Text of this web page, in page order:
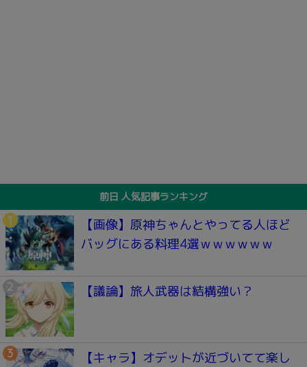
前日 人気記事ランキング
【画像】原神ちゃんとやってる人ほど
バッグにある料理4選ｗｗｗｗｗｗ
【議論】旅人武器は結構強い？
【キャラ】オデットが近づいてて楽し